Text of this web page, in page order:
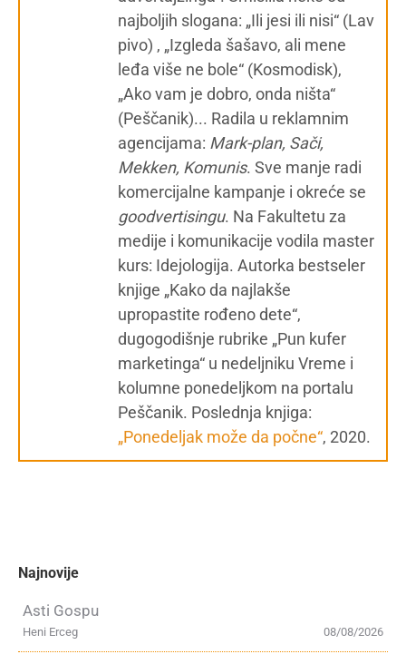
najboljih slogana: „Ili jesi ili nisi“ (Lav
pivo) , „Izgleda šašavo, ali mene
leđa više ne bole“ (Kosmodisk),
„Ako vam je dobro, onda ništa“
(Peščanik)... Radila u reklamnim
agencijama: Mark-plan, Sači,
Mekken, Komunis. Sve manje radi
komercijalne kampanje i okreće se
goodvertisingu. Na Fakultetu za
medije i komunikacije vodila master
kurs: Idejologija. Autorka bestseler
knjige „Kako da najlakše
upropastite rođeno dete“,
dugogodišnje rubrike „Pun kufer
marketinga“ u nedeljniku Vreme i
kolumne ponedeljkom na portalu
Peščanik. Poslednja knjiga:
„Ponedeljak može da počne“, 2020.
Najnovije
Asti Gospu
08/08/2026
Heni Erceg